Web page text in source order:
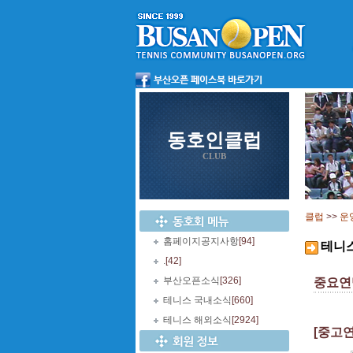
동호인클럽
CLUB
홈페이지공지사항[94]
.[42]
부산오픈소식 [326]
테니스 국내소식 [660]
테니스 해외소식 [2924]
클럽 >> 운
테니
중요
[중고